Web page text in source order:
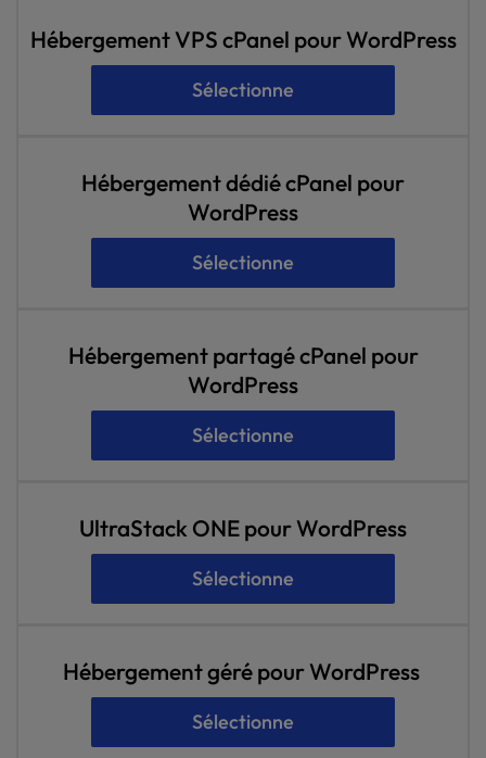
Hébergement VPS cPanel pour WordPress
Sélectionne
Hébergement dédié cPanel pour
WordPress
Sélectionne
Hébergement partagé cPanel pour
WordPress
Sélectionne
UltraStack ONE pour WordPress
Sélectionne
Hébergement géré pour WordPress
Sélectionne